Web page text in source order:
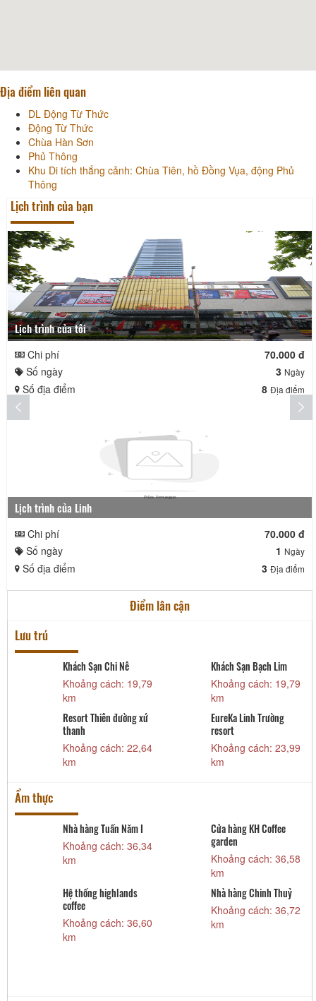
Địa điểm liên quan
DL Động Từ Thức
Động Từ Thức
Chùa Hàn Sơn
Phủ Thông
Khu Di tích thắng cảnh: Chùa Tiên, hồ Đồng Vụa, động Phủ
Thông
Lịch trình của bạn
Lịch trình của tôi
Chi phí
70.000 đ
Số ngày
3 Ngày
Số địa điểm 8 Địa điểm
Lịch trình của Linh
Chi phí
70.000 đ
Số ngày
1 Ngày
Số địa điểm 3 Địa điểm
Điểm lân cận
Lưu trú
Khách Sạn Bạch Lim
Khoảng cách: 19,79
EureKa Linh Trường
Khoảng cách: 23,99
Khách sạn
Khoảng
Hải Tiến
km
Ẩm thực
Cửa hàng KH Coffee
garden
Nhà hàng Chinh Thuỷ
km
Hệ thống
Khoảng